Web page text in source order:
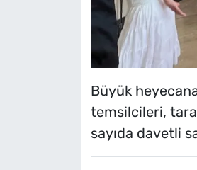
Büyük
temsilcileri,
sayıda davetli